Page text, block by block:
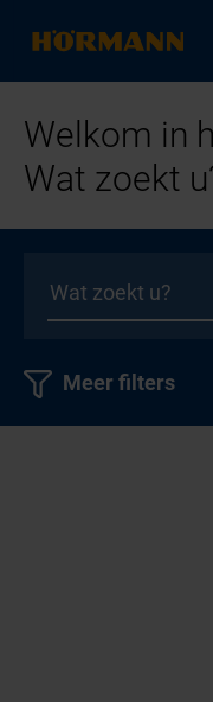
Welkom in
Wat zoekt
Meer filters